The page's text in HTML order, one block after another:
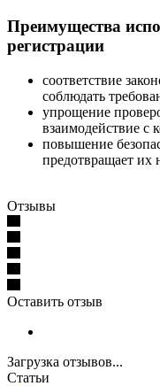
Преимущества
регистрации
соответствие
соблюдать
упрощение
взаимодействие
повышение
предотвращает их
Отзывы
Оставить отзыв
Загрузка отзывов...
Статьи